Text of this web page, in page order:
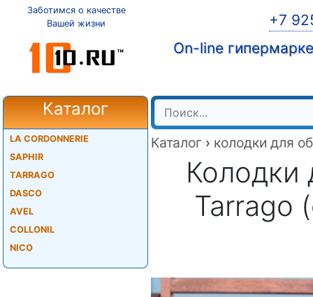
Заботимся о качестве
Вашей жизни
+7
On-line
Каталог
LA CORDONNERIE
SAPHIR
TARRAGO
DASCO
AVEL
COLLONIL
NICO
Каталог › колодки для
Колодки
Tarrago